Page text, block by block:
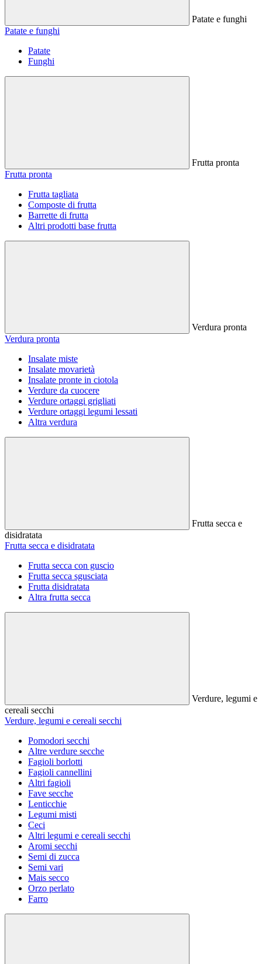
Patate e funghi
Patate e funghi
Patate
Funghi
Frutta pronta
Frutta pronta
Frutta tagliata
Composte di frutta
Barrette di frutta
Altri prodotti base frutta
Verdura pronta
Verdura pronta
Insalate miste
Insalate movarietà
Insalate pronte in ciotola
Verdure da cuocere
Verdure ortaggi grigliati
Verdure ortaggi legumi lessati
Altra verdura
Frutta secca e
disidratata
Frutta secca e disidratata
Frutta secca con guscio
Frutta secca sgusciata
Frutta disidratata
Altra frutta secca
Verdure, legumi e
cereali secchi
Verdure, legumi e cereali secchi
Pomodori secchi
Altre verdure secche
Fagioli borlotti
Fagioli cannellini
Altri fagioli
Fave secche
Lenticchie
Legumi misti
Ceci
Altri legumi e cereali secchi
Aromi secchi
Semi di zucca
Semi vari
Mais secco
Orzo perlato
Farro